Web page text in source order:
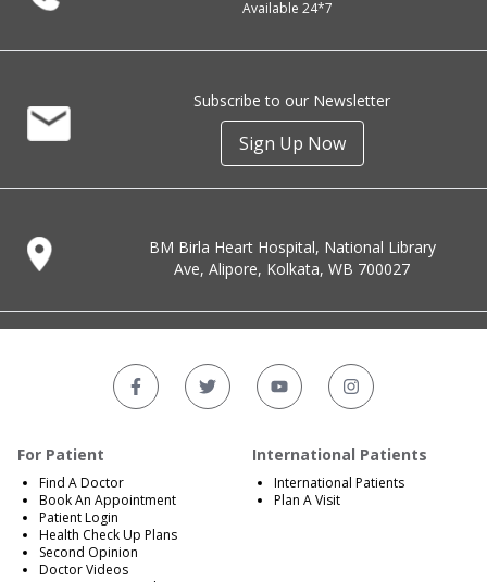
Available 24*7
Subscribe to our Newsletter
Sign Up Now
BM Birla Heart Hospital, National Library
Ave, Alipore, Kolkata, WB 700027
For Patient
Find A Doctor
Book An Appointment
Patient Login
Health Check Up Plans
Second Opinion
Doctor Videos
International Patients
International Patients
Plan A Visit